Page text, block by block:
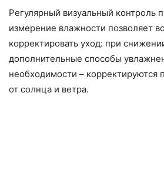
Регулярный визуальный контроль
измерение влажности позволяет
корректировать уход: при
дополнительные способы
необходимости – корректируются
от солнца и ветра.